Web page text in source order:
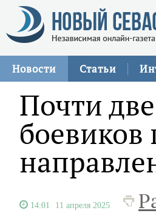
Новости Статьи
Почти
14:01 11 апреля 2025